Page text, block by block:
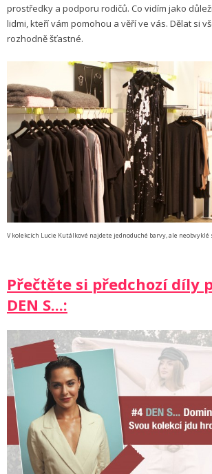
prostředky a podporu rodičů. Co vidím jako
lidmi, kteří vám pomohou a věří ve vás. Dělat si
rozhodně šťastné.
V kolekcích Lucie Kutálkové najdete jednoduché barvy, ale neobvyklé
Přečtěte si předchozí díly
DEN S...: